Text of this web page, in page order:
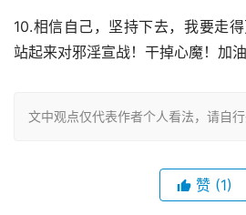
10.相信自己，坚持下去，我要走
站起来对邪淫宣战！干掉心魔！加油
文中观点仅代表作者个人看法，请自行
赞 (1)